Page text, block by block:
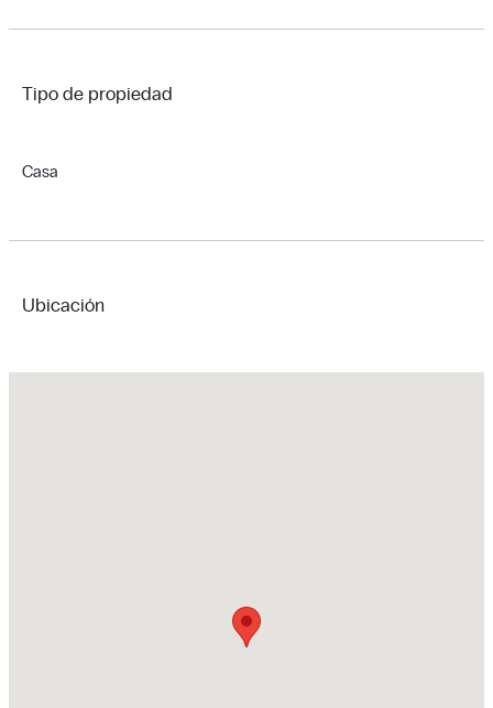
Tipo de propiedad
Casa
Ubicación